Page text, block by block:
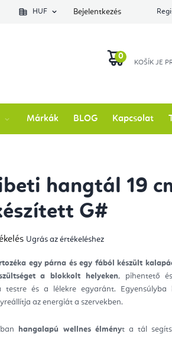
állapotátHUF Bejelentkezés
Márkák BLOG Kapcsolat
hangtál 19
G#
Ugrás az értékeléshez
egy párna és egy fából készült
a blokkolt helyeken, pihentető
testre és a lélekre egyaránt. Egyensúlyba
az energiát a szervekben.
hangalapú wellnes élményt a tál